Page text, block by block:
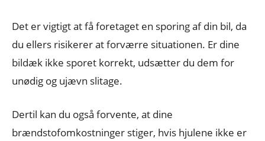
Det er vigtigt at få foretaget en sporing af din bil, da
du ellers risikerer at forværre situationen. Er dine
bildæk ikke sporet korrekt, udsætter du dem for
unødig og ujævn slitage.
Dertil kan du også forvente, at dine
brændstofomkostninger stiger, hvis hjulene ikke er